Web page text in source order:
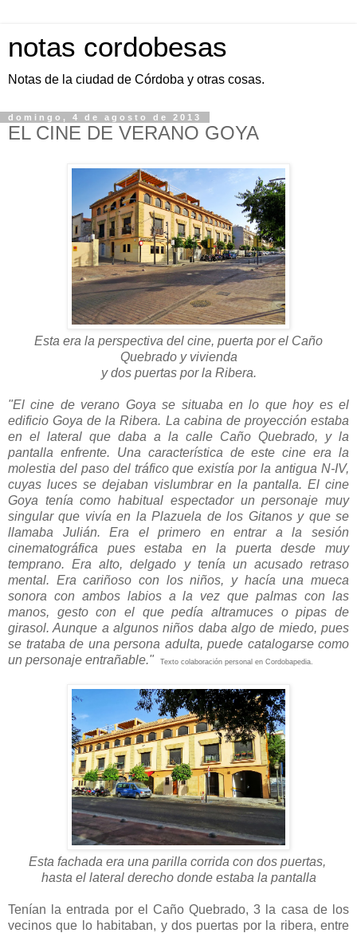
notas cordobesas
Notas de la ciudad de Córdoba y otras cosas.
domingo, 4 de agosto de 2013
EL CINE DE VERANO GOYA
Esta era la perspectiva del cine, puerta por el Caño
Quebrado y vivienda
y dos puertas por la Ribera.
"El cine de verano Goya se situaba en lo que hoy es el
edificio Goya de la Ribera. La cabina de proyección estaba
en el lateral que daba a la calle Caño Quebrado, y la
pantalla enfrente. Una característica de este cine era la
molestia del paso del tráfico que existía por la antigua N-IV,
cuyas luces se dejaban vislumbrar en la pantalla.El cine
Goya tenía como habitual espectador un personaje muy
singular que vivía en la Plazuela de los Gitanos y que se
llamaba Julián. Era el primero en entrar a la sesión
cinematográfica pues estaba en la puerta desde muy
temprano. Era alto, delgado y tenía un acusado retraso
mental. Era cariñoso con los niños, y hacía una mueca
sonora con ambos labios a la vez que palmas con las
manos, gesto con el que pedía altramuces o pipas de
girasol. Aunque a algunos niños daba algo de miedo, pues
se trataba de una persona adulta, puede catalogarse como
un personaje entrañable."
Texto colaboración personal en Cordobapedia.
Esta fachada era una parilla corrida con dos puertas,
hasta el lateral derecho donde estaba la pantalla
Tenían la entrada por el Caño Quebrado, 3 la casa de los
vecinos que lo habitaban, y dos puertas por la ribera, entre